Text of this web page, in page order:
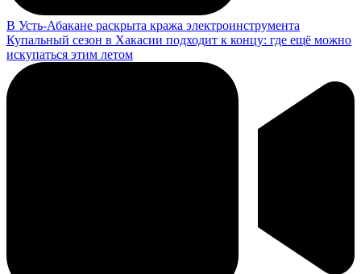
В Усть-Абакане раскрыта кража электроинструмента
Купальный сезон в Хакасии подходит к концу: где ещё можно
искупаться этим летом